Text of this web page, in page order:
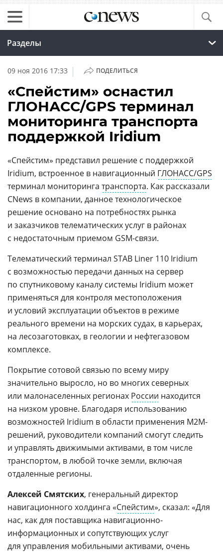
Разделы
09 ноя 2016 17:33 | ПОДЕЛИТЬСЯ
«Спейстим» оснастил
ГЛОНАСС/GPS терминал
мониторинга транспорта
поддержкой Iridium
«Спейстим» представил решение с поддержкой
Iridium, встроенное в навигационный ГЛОНАСС/GPS
терминал мониторинга транспорта. Как рассказали
CNews в компании, данное технологическое
решение основано на потребностях рынка
и заказчиков телематических услуг в районах
с недостаточным приемом GSM-связи.
Телематический терминал STAB Liner 110 Iridium
с возможностью передачи данных на сервер
по спутниковому каналу системы Iridium может
применяться для контроля местоположения
и условий эксплуатации объектов в режиме
реального времени на морских судах, в карьерах,
на лесозаготовках, в геологии и нефтегазовом
комплексе.
Покрытие сотовой связью по всему миру
значительно выросло, но во многих северных
или малонаселенных регионах России находится
на низком уровне. Благодаря использованию
возможностей Iridium в области применения М2М-
решений, руководители компаний смогут следить
и управлять движимыми активами, в том числе
транспортом, в любой точке земли, включая
отдаленные регионы.
Алексей Смятских, генеральный директор
навигационного холдинга «Спейстим», сказал: «Для
нас, как для поставщика навигационно-
информационных и сопутствующих услуг
для управления мобильными активами, очень